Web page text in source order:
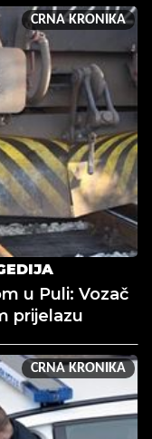
CRNA KRONIKA
u Puli: Vozač
prijelazu
CRNA KRONIKA